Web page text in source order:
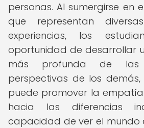
personas. Al sumergirse en
que representan
experiencias, los
oportunidad de desarrollar
más profunda de las
perspectivas de los
puede promover la
hacia las diferencias
capacidad de ver el mundo